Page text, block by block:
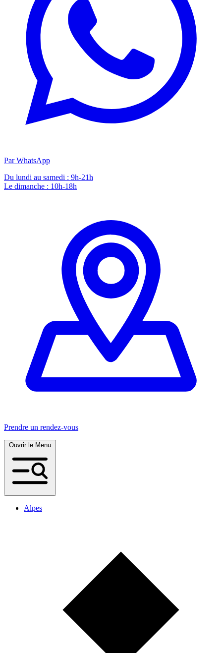
Par WhatsApp
Du lundi au samedi : 9h-21h
Le dimanche : 10h-18h
Prendre un rendez-vous
Alpes